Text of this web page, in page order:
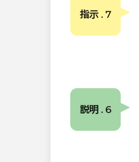
指示 . 7
説明 . 6